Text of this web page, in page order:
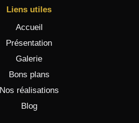
Liens utiles
Accueil
Présentation
Galerie
Bons plans
Nos réalisations
Blog